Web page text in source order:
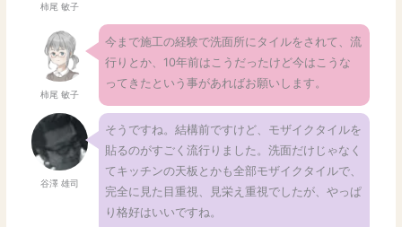
柿尾 敏子
柿尾 敏子
今まで施工の経験で洗面所にタイルをされて、流
行りとか、10年前はこうだったけど今はこうな
ってきたという事があればお願いします。
谷澤 雄司
そうですね。結構前ですけど、モザイクタイルを
貼るのがすごく流行りました。洗面だけじゃなく
てキッチンの天板とかも全部モザイクタイルで、
完全に見た目重視、見栄え重視でしたが、やっぱ
り格好はいいですね。